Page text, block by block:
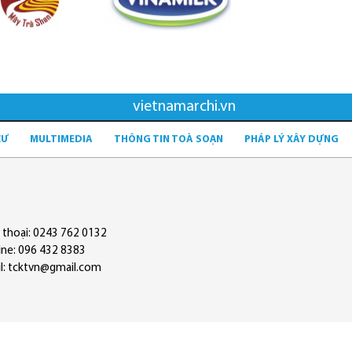
vietnamarchi.vn
MULTIMEDIA THÔNG TIN TOÀ SOẠN PHÁP LÝ XÂY DỰNG
0243 762 0132
096 432 8383
tcktvn@gmail.com